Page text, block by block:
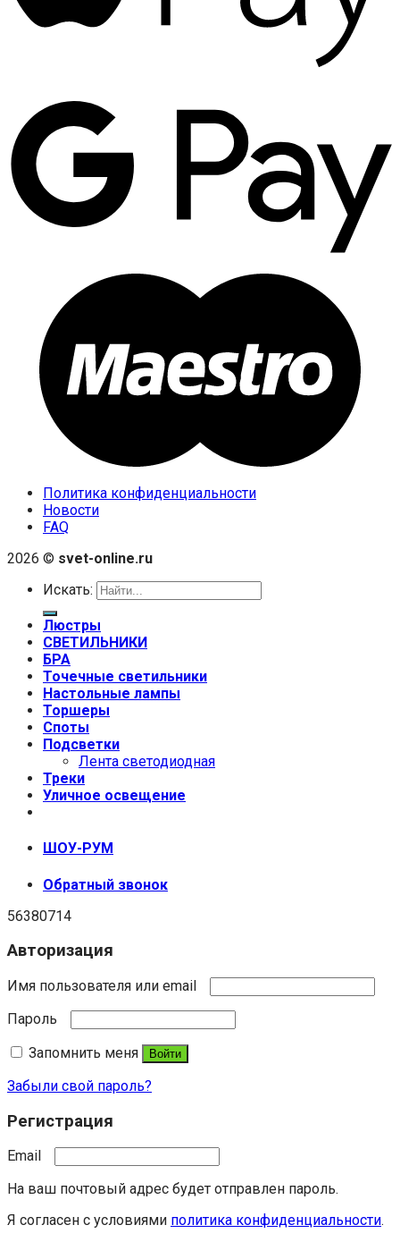
Политика конфиденциальности
Новости
FAQ
2026 © svet-online.ru
Искать:
Люстры
СВЕТИЛЬНИКИ
БРА
Точечные светильники
Настольные лампы
Торшеры
Споты
Подсветки
Лента светодиодная
Треки
Уличное освещение
ШОУ-РУМ
Обратный звонок
56380714
Авторизация
Имя пользователя или email
Пароль
Запомнить меня
Войти
Забыли свой пароль?
Регистрация
Email
На ваш почтовый адрес будет отправлен пароль.
Я согласен с условиями политика конфиденциальности.